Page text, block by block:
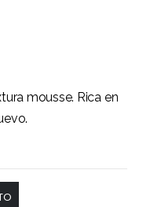
mousse. Rica en